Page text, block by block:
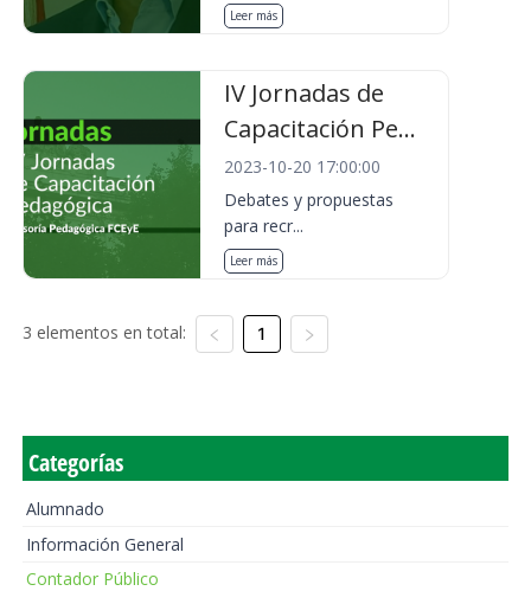
Leer más
IV Jornadas de
Capacitación Pe...
2023-10-20 17:00:00
Debates y propuestas
para recr...
Leer más
3 elementos en total: 1
Categorías
Alumnado
Información General
Contador Público